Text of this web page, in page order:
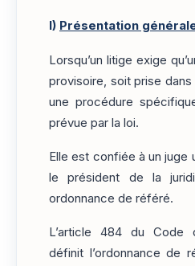
I) Présentation
Lorsqu’un litige exige
provisoire, soit prise dans
une procédure
prévue par la loi.
Elle est confiée à un juge
le président de la
ordonnance de référé.
L’article 484 du Code
définit l’ordonnance de